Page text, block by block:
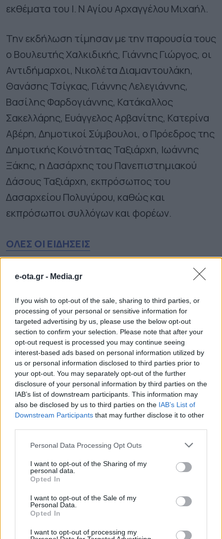
e-ota.gr - Media.gr
If you wish to opt-out of the sale, sharing to third parties, or
processing of your personal or sensitive information for
targeted advertising by us, please use the below opt-out
section to confirm your selection. Please note that after your
opt-out request is processed you may continue seeing
interest-based ads based on personal information utilized by
us or personal information disclosed to third parties prior to
your opt-out. You may separately opt-out of the further
disclosure of your personal information by third parties on the
IAB’s list of downstream participants. This information may
also be disclosed by us to third parties on the IAB’s List of
Downstream Participants that may further disclose it to other
Personal Data Processing Opt Outs
I want to opt-out of the Sharing of my
personal data.
Opted In
I want to opt-out of the Sale of my
Personal Data.
Opted In
I want to opt-out of processing my
εκθέματα του Ι. Ν Αγίου Αρχαγγέλου Μιχαήλ.
Την εκδήλωση τίμησαν με την παρουσία τους
ο Βουλευτής Χαλκιδικής, Γιάννης Γιώργος, οι
Αντιδήμαρχοι, Νικολέτα Διαμαντουλάκη,
Θανάσης Τσίγκας, Γιάννης Λελεγιάννης,
Βασίλης Φαρδογιάννης, Κατάκαλλος
Σακελλάρης, Ευάγγελος Αρβανίτης, Κατερίνα
Αβέρη, Δημοτικοί Σύμβουλοι, ο Πρόεδρος της
Δημοτικής Κοινότητας Ταξιάρχη, Ιωάννης
Ξάκης, η Δασάρχης του Πανεπιστημιακού
Δάσους Ταξιάρχη, εκπρόσωπος του
Δασαρχείου Πολυγύρου, καθώς και
εκπρόσωποι συλλόγων και φορέων.
ΟΛΕΣ ΟΙ ΕΙΔΗΣΕΙΣ
“ΔΥΝΑΜΗ ΠΡΟΟΠΤΙΚΗΣ “Ανεξάρτητη Δημοτική
Παράταξη Δήμου Νέας Ιωνίας – Ποιοί είμαστε
Η ύπαιθρος χρειάζεται σχέδιο ζωής
Νέους Αντιπεριφερειάρχες όρισε ο Νίκος
Χαρδαλιάς
TAGS: ΓΙΩΡΓΟΣ ΕΜΜΑΝΟΥΗΛ ΔΗΜΟΣ
ΠΟΛΥΓΥΡΟΥ ΧΑΛΚΙΔΙΚΗ
ΔΗΜΟΙ